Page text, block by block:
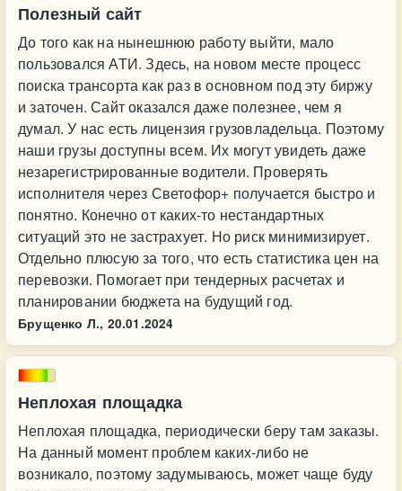
Полезный сайт
До того как на нынешнюю работу выйти, мало
пользовался АТИ. Здесь, на новом месте процесс
поиска трансорта как раз в основном под эту биржу
и заточен. Сайт оказался даже полезнее, чем я
думал. У нас есть лицензия грузовладельца. Поэтому
наши грузы доступны всем. Их могут увидеть даже
незарегистрированные водители. Проверять
исполнителя через Светофор+ получается быстро и
понятно. Конечно от каких-то нестандартных
ситуаций это не застрахует. Но риск минимизирует.
Отдельно плюсую за того, что есть статистика цен на
перевозки. Помогает при тендерных расчетах и
планировании бюджета на будущий год.
Брущенко Л., 20.01.2024
Неплохая площадка
Неплохая площадка, периодически беру там заказы.
На данный момент проблем каких-либо не
возникало, поэтому задумываюсь, может чаще буду